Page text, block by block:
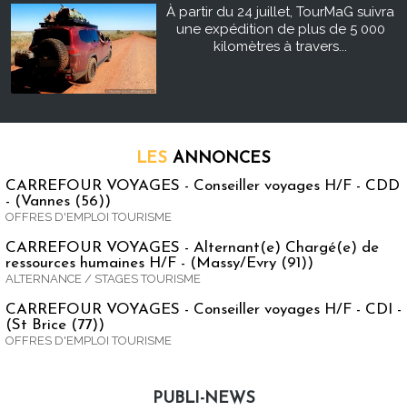
À partir du 24 juillet, TourMaG suivra
une expédition de plus de 5 000
kilomètres à travers...
LES ANNONCES
CARREFOUR VOYAGES - Conseiller voyages H/F - CDD
- (Vannes (56))
OFFRES D'EMPLOI TOURISME
CARREFOUR VOYAGES - Alternant(e) Chargé(e) de
ressources humaines H/F - (Massy/Evry (91))
ALTERNANCE / STAGES TOURISME
CARREFOUR VOYAGES - Conseiller voyages H/F - CDI -
(St Brice (77))
OFFRES D'EMPLOI TOURISME
PUBLI-NEWS